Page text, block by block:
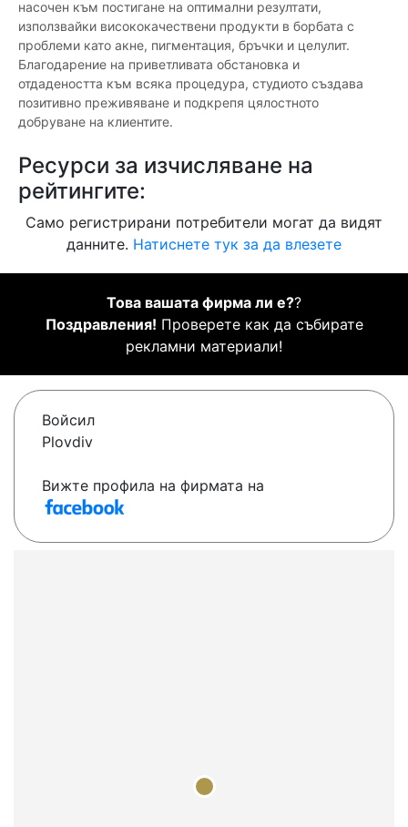
насочен към постигане на оптимални резултати,
използвайки висококачествени продукти в борбата с
проблеми като акне, пигментация, бръчки и целулит.
Благодарение на приветливата обстановка и
отдадеността към всяка процедура, студиото създава
позитивно преживяване и подкрепя цялостното
добруване на клиентите.
Ресурси за изчисляване на
рейтингите:
Само регистрирани потребители могат да видят
данните. Натиснете тук за да влезете
Това вашата фирма ли е??
Поздравления! Проверете как да събирате
рекламни материали!
Войсил
Plovdiv
Вижте профила на фирмата на